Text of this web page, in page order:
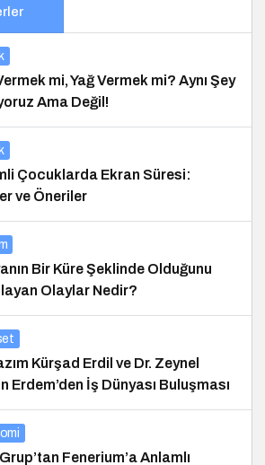
mi, Yağ Vermek mi? Aynı Şey
Ama Değil!
Çocuklarda Ekran Süresi:
ve Öneriler
Bir Küre Şeklinde Olduğunu
Olaylar Nedir?
Kürşad Erdil ve Dr. Zeynel
Erdem’den İş Dünyası Buluşması
Fenerium’a Anlamlı